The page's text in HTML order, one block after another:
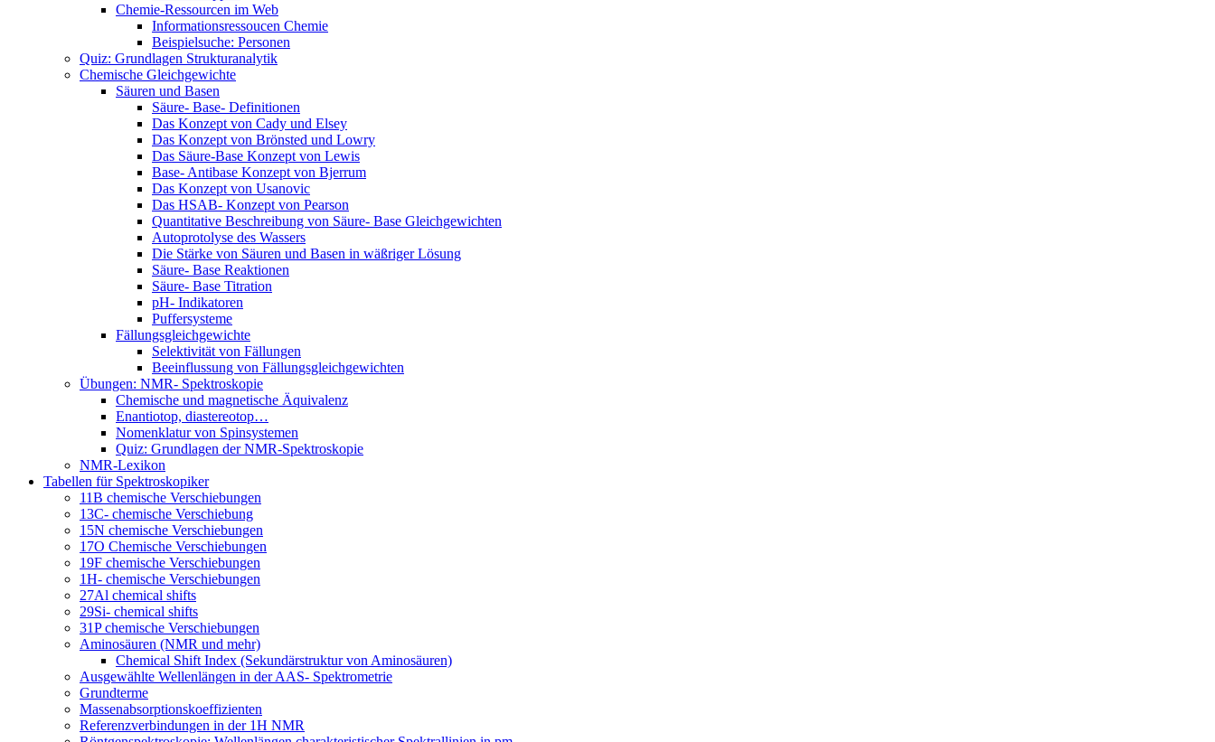
Chemie-Ressourcen im Web
Informationsressoucen Chemie
Beispielsuche: Personen
Quiz: Grundlagen Strukturanalytik
Chemische Gleichgewichte
Säuren und Basen
Säure- Base- Definitionen
Das Konzept von Cady und Elsey
Das Konzept von Brönsted und Lowry
Das Säure-Base Konzept von Lewis
Base- Antibase Konzept von Bjerrum
Das Konzept von Usanovic
Das HSAB- Konzept von Pearson
Quantitative Beschreibung von Säure- Base Gleichgewichten
Autoprotolyse des Wassers
Die Stärke von Säuren und Basen in wäßriger Lösung
Säure- Base Reaktionen
Säure- Base Titration
pH- Indikatoren
Puffersysteme
Fällungsgleichgewichte
Selektivität von Fällungen
Beeinflussung von Fällungsgleichgewichten
Übungen: NMR- Spektroskopie
Chemische und magnetische Äquivalenz
Enantiotop, diastereotop…
Nomenklatur von Spinsystemen
Quiz: Grundlagen der NMR-Spektroskopie
NMR-Lexikon
Tabellen für Spektroskopiker
11B chemische Verschiebungen
13C- chemische Verschiebung
15N chemische Verschiebungen
17O Chemische Verschiebungen
19F chemische Verschiebungen
1H- chemische Verschiebungen
27Al chemical shifts
29Si- chemical shifts
31P chemische Verschiebungen
Aminosäuren (NMR und mehr)
Chemical Shift Index (Sekundärstruktur von Aminosäuren)
Ausgewählte Wellenlängen in der AAS- Spektrometrie
Grundterme
Massenabsorptionskoeffizienten
Referenzverbindungen in der 1H NMR